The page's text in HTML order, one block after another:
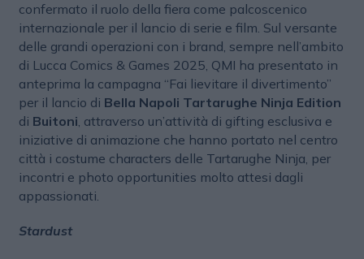
confermato il ruolo della fiera come palcoscenico
internazionale per il lancio di serie e film. Sul versante
delle grandi operazioni con i brand, sempre nell’ambito
di Lucca Comics & Games 2025, QMI ha presentato in
anteprima la campagna “Fai lievitare il divertimento”
per il lancio di Bella Napoli Tartarughe Ninja Edition
di Buitoni, attraverso un’attività di gifting esclusiva e
iniziative di animazione che hanno portato nel centro
città i costume characters delle Tartarughe Ninja, per
incontri e photo opportunities molto attesi dagli
appassionati.
Stardust